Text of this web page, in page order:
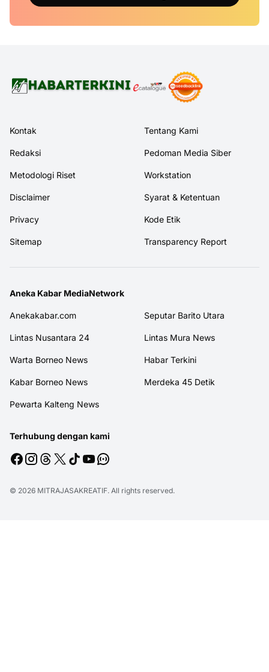
Kontak Tentang Kami
Redaksi Pedoman Media Siber
Metodologi Riset Workstation
Disclaimer Syarat & Ketentuan
Privacy Kode Etik
Sitemap Transparency Report
Aneka Kabar MediaNetwork
Anekakabar.com Seputar Barito Utara
Lintas Nusantara 24 Lintas Mura News
Warta Borneo News Habar Terkini
Kabar Borneo News Merdeka 45 Detik
Pewarta Kalteng News
Terhubung dengan kami
© 2026 MITRAJASAKREATIF. All rights reserved.